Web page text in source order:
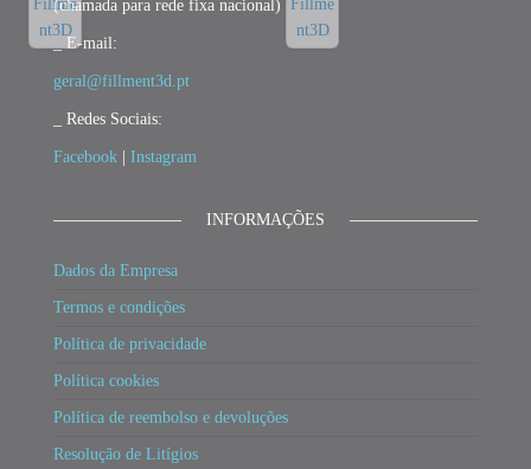
(chamada para rede fixa nacional)
_ E-mail:
geral@fillment3d.pt
_ Redes Sociais:
Facebook Instagram
INFORMAÇÕES
Dados da Empresa
Termos e condições
Política de privacidade
Política cookies
Política de reembolso e devoluções
Resolução de Litígios